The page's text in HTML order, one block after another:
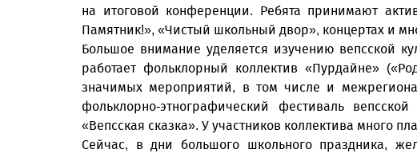
на итоговой конференции. Ребята принимают
Памятник!», «Чистый школьный двор», концертах и
Большое внимание уделяется изучению вепсской
работает фольклорный коллектив «Пурдайне»
значимых мероприятий, в том числе и
фольклорно-этнографический фестиваль
«Вепсская сказка». У участников коллектива много
Сейчас, в дни большого школьного праздника,